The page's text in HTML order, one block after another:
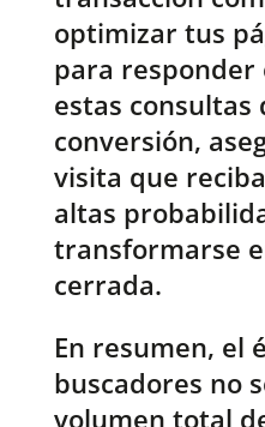
optimizar tus
para responder
estas consultas
conversión,
visita que
altas
transformarse
cerrada.
En resumen, el
buscadores no
volumen total